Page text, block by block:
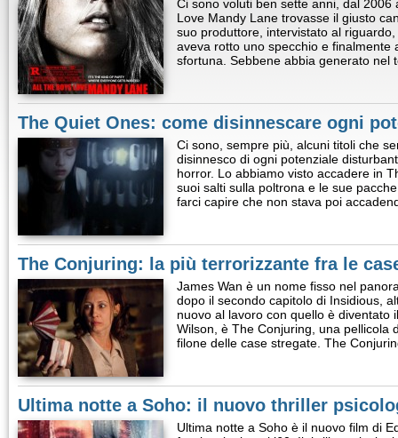
Ci sono voluti ben sette anni, dal 2006
Love Mandy Lane trovasse il giusto
suo produttore, intervistato al
aveva rotto uno specchio e finalmente
sfortuna. Sebbene abbia generato nel
The Quiet Ones: come disinnescare ogni
Ci sono, sempre più, alcuni titoli che
disinnesco di ogni potenziale
horror. Lo abbiamo visto accadere in
suoi salti sulla poltrona e le sue
farci capire che non stava poi
The Conjuring: la più terrorizzante fra le
James Wan è un nome fisso nel
dopo il secondo capitolo di Insidious,
nuovo al lavoro con quello è diventato
Wilson, è The Conjuring, una pellicola
filone delle case stregate. The
Ultima notte a Soho: il nuovo thriller
Ultima notte a Soho è il nuovo film di